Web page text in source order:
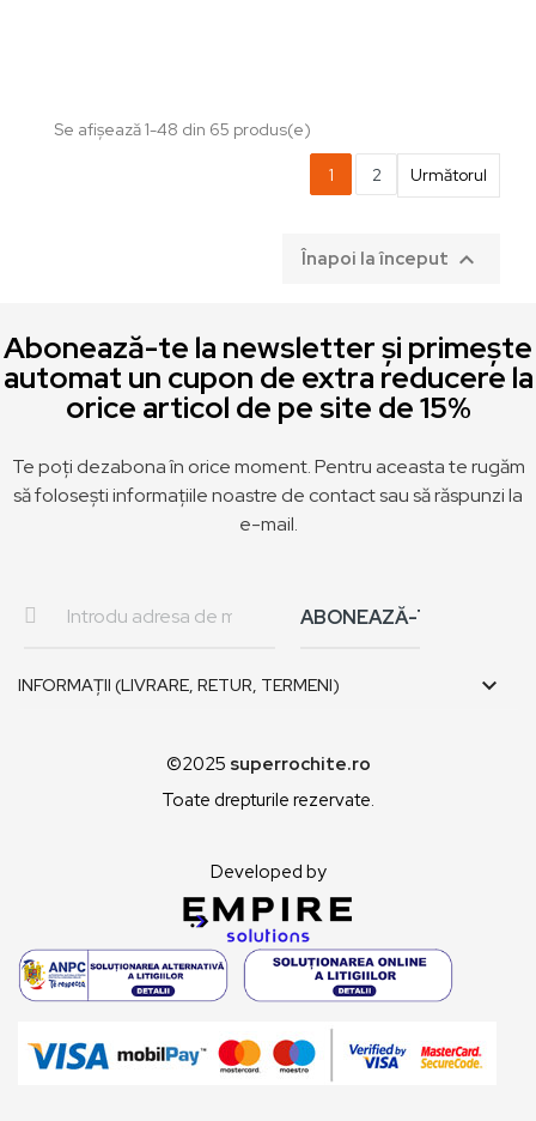
Se afișează 1-48 din 65 produs(e)
1 2 Următorul
Înapoi la început 
Abonează-te la newsletter și primește
automat un cupon de extra reducere la
orice articol de pe site de 15%
Te poți dezabona în orice moment. Pentru aceasta te rugăm
să folosești informațiile noastre de contact sau să răspunzi la
e-mail.
INFORMAȚII (LIVRARE, RETUR, TERMENI) 
©2025 superrochite.ro
Toate drepturile rezervate.
Developed by